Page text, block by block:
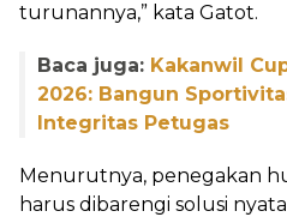
turunannya,” kata Gatot.
Baca juga: Kakanwil
2026: Bangun
Integritas Petugas
Menurutnya, penegakan
harus dibarengi solusi